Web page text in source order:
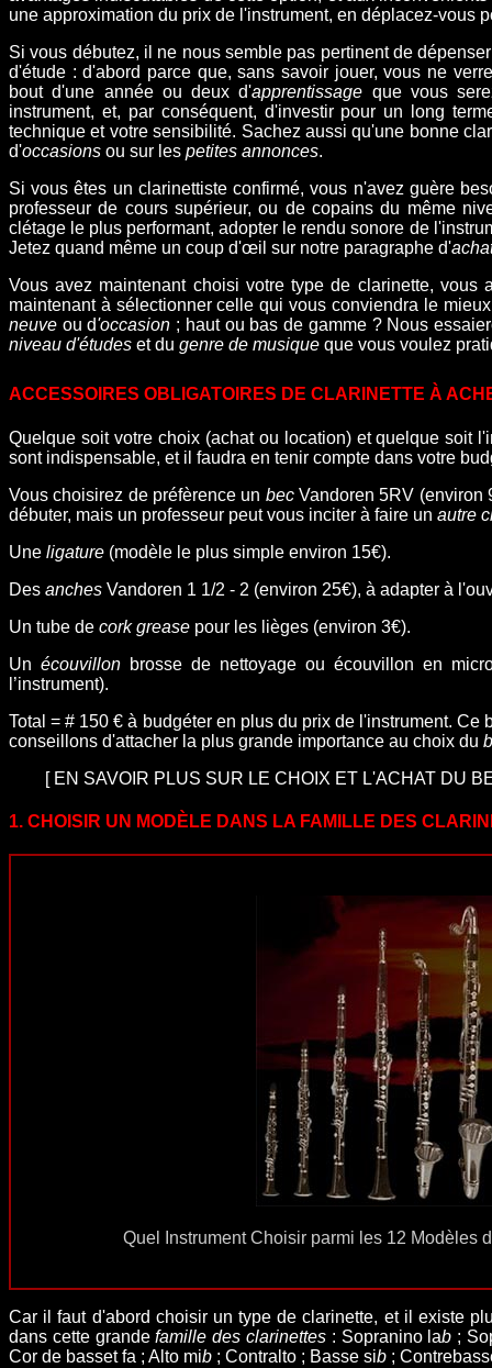
une approximation du prix de l'instrument, en déplacez-vous
Si vous débutez, il ne nous semble pas pertinent de
d'étude : d'abord parce que, sans savoir jouer, vous ne
bout d'une année ou deux d'apprentissage que vous
instrument, et, par conséquent, d'investir pour un long
technique et votre sensibilité. Sachez aussi qu'une bonne
d'occasions ou sur les petites annonces.
Si vous êtes un clarinettiste confirmé, vous n'avez guère
professeur de cours supérieur, ou de copains du même
clétage le plus performant, adopter le rendu sonore de
Jetez quand même un coup d'œil sur notre paragraphe d'
Vous avez maintenant choisi votre type de clarinette, vous
maintenant à sélectionner celle qui vous conviendra le
neuve ou d'occasion ; haut ou bas de gamme ? Nous
niveau d'études et du genre de musique que vous voulez
ACCESSOIRES OBLIGATOIRES DE CLARINETTE À
Quelque soit votre choix (achat ou location) et quelque soit
sont indispensable, et il faudra en tenir compte dans votre
Vous choisirez de préfèrence un becVandoren 5RV (environ
débuter, mais un professeur peut vous inciter à faire un autre
Une ligature (modèle le plus simple environ 15€).
Des anches Vandoren 1 1/2 - 2 (environ 25€), à adapter à
Un tube de cork grease pour les lièges (environ 3€).
Un écouvillon brosse de nettoyage ou écouvillon en
l’instrument).
Total = # 150 € à budgéter en plus du prix de l'instrument.
conseillons d'attacher la plus grande importance au choix du
[ EN SAVOIR PLUS SUR LE CHOIX ET L'ACHAT DU
1. CHOISIR UN MODÈLE DANS LA FAMILLE DES
Quel Instrument Choisir parmi les 12 Modèles
Car il faut d'abord choisir un type de clarinette, et il existe
dans cette grandefamille des clarinettes: Sopranino lab ;
Cor de basset fa ; Alto mib ; Contralto ; Basse sib ;